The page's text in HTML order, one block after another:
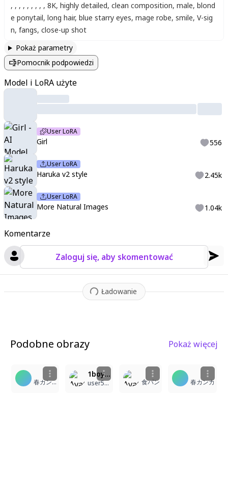
Komentarze
Zaloguj się, aby skomentować
Ładowanie
, , , , , , , , , 8K, highly detailed, clean composition, male, blond
e ponytail, long hair, blue starry eyes, mage robe, smile, V-sig
n, fangs, close-up shot
Pokaż parametry
Pomocnik podpowiedzi
Model i LoRA użyte
User LoRA
Girl 556
User LoRA
Haruka v2 style 2.45k
User LoRA
More Natural Images 1.04k
Podobne obrazy Pokaż więcej
春カンカ
1boy, masterpiece, blonde hair, long blunt bangs, short hair, blue eyes, very long eyelashes, fair skin, stars in eyes, sparkling, princely outfit (white and blue), white cape, handsome
user587 食パン 春カンカ